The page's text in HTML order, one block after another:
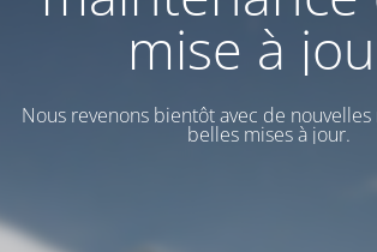
mise à
Nous revenons bientôt avec de nouvelles
belles mises à jour.